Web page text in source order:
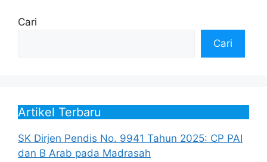
Cari
Cari
Artikel Terbaru
SK Dirjen Pendis No. 9941 Tahun 2025: CP PAI
dan B Arab pada Madrasah